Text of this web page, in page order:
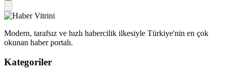
Modern, tarafsız ve hızlı habercilik ilkesiyle Türkiye'nin en çok
okunan haber portalı.
Kategoriler